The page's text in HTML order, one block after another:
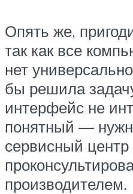
Опять же,
так как все
нет
бы решила
интерфейс не
понятный —
сервисный центр
производителем.